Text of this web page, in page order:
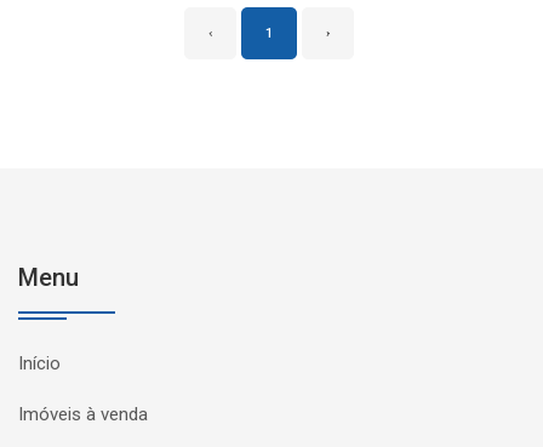
‹ 1 ›
Menu
Início
Imóveis à venda